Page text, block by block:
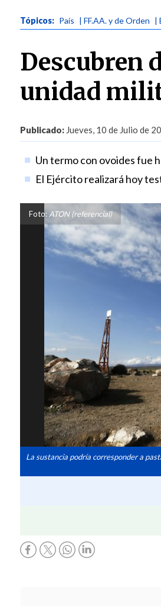
Tópicos: País | FF.AA. y de Orden |
Descubren
unidad
Publicado: Jueves, 10 de Julio de
Un termo con ovoides fue
El Ejército realizará hoy
Foto:ATON (referencial)
La sustancia podría corresponder a